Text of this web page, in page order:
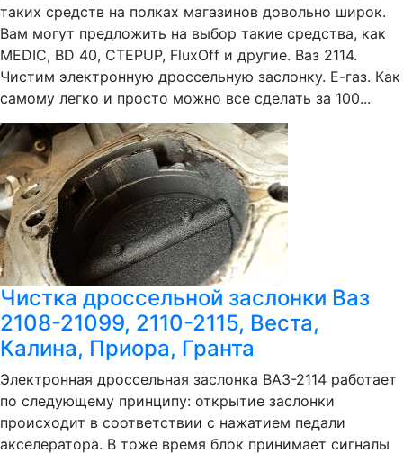
таких средств на полках магазинов довольно широк.
Вам могут предложить на выбор такие средства, как
MEDIC, BD 40, CTEPUP, FluxOff и другие. Ваз 2114.
Чистим электронную дроссельную заслонку. Е-газ. Как
самому легко и просто можно все сделать за 100...
Чистка дроссельной заслонки Ваз
2108-21099, 2110-2115, Веста,
Калина, Приора, Гранта
Электронная дроссельная заслонка ВАЗ-2114 работает
по следующему принципу: открытие заслонки
происходит в соответствии с нажатием педали
акселератора. В тоже время блок принимает сигналы